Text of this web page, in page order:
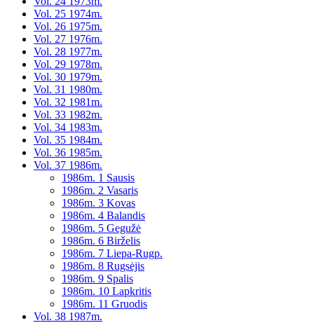
Vol. 25 1974m.
Vol. 26 1975m.
Vol. 27 1976m.
Vol. 28 1977m.
Vol. 29 1978m.
Vol. 30 1979m.
Vol. 31 1980m.
Vol. 32 1981m.
Vol. 33 1982m.
Vol. 34 1983m.
Vol. 35 1984m.
Vol. 36 1985m.
Vol. 37 1986m.
1986m. 1 Sausis
1986m. 2 Vasaris
1986m. 3 Kovas
1986m. 4 Balandis
1986m. 5 Gegužė
1986m. 6 Birželis
1986m. 7 Liepa-Rugp.
1986m. 8 Rugsėjis
1986m. 9 Spalis
1986m. 10 Lapkritis
1986m. 11 Gruodis
Vol. 38 1987m.